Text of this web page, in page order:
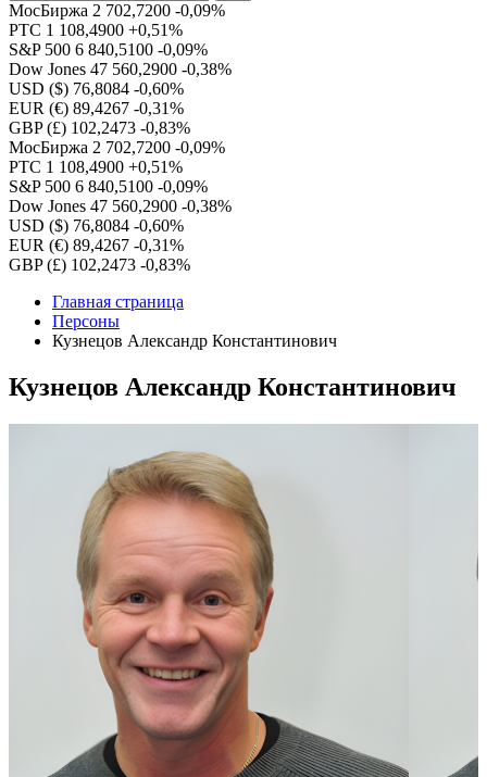
МосБиржа 2 702,7200 -0,09%
РТС 1 108,4900 +0,51%
S&P 500 6 840,5100 -0,09%
Dow Jones 47 560,2900 -0,38%
USD ($) 76,8084 -0,60%
EUR (€) 89,4267 -0,31%
GBP (£) 102,2473 -0,83%
МосБиржа 2 702,7200 -0,09%
РТС 1 108,4900 +0,51%
S&P 500 6 840,5100 -0,09%
Dow Jones 47 560,2900 -0,38%
USD ($) 76,8084 -0,60%
EUR (€) 89,4267 -0,31%
GBP (£) 102,2473 -0,83%
Главная страница
Персоны
Кузнецов Александр Константинович
Кузнецов Александр Константинович